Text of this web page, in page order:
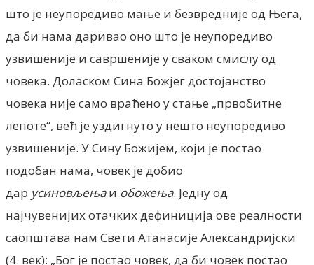
што је неупоредиво мање и безвредније од Њега,
да би нама даривао оно што је неупоредиво
узвишеније и савршеније у сваком смислу од
човека. Доласком Сина Божјег достојанство
човека није само враћено у стање „првобитне
лепоте“, већ је уздигнуто у нешто неупоредиво
узвишеније. У Сину Божијем, који је постао
подобан нама, човек је добио
дар усиновљењаи обожења. Једну од
најчувенијих отачких дефиниција ове реалности
саопштава нам Свети Атанасије Александријски
(4. век): „Бог је постао човек, да би човек постао